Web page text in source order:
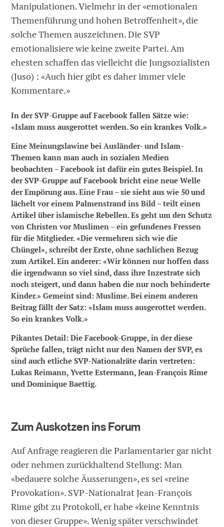
Manipulationen. Vielmehr in der «emotionalen
Themenführung und hohen Betroffenheit», die
solche Themen auszeichnen. Die SVP
emotionalisiere wie keine zweite Partei. Am
ehesten schaffen das vielleicht die Jungsozialisten
(Juso) : «Auch hier gibt es daher immer viele
Kommentare.»
In der SVP-Gruppe auf Facebook fallen Sätze wie:
«Islam muss ausgerottet werden. So ein krankes Volk.»
Eine Meinungslawine bei Ausländer- und Islam-
Themen kann man auch in sozialen Medien
beobachten – Facebook ist dafür ein gutes Beispiel. In
der SVP-Gruppe auf Facebook bricht eine neue Welle
der Empörung aus. Eine Frau – sie sieht aus wie 50 und
lächelt vor einem Palmenstrand ins Bild – teilt einen
Artikel über islamische Rebellen. Es geht um den Schutz
von Christen vor Muslimen – ein gefundenes Fressen
für die Mitglieder. «Die vermehren sich wie die
Chüngel», schreibt der Erste, ohne sachlichen Bezug
zum Artikel. Ein anderer: «Wir können nur hoffen dass
die irgendwann so viel sind, dass ihre Inzestrate sich
noch steigert, und dann haben die nur noch behinderte
Kinder.» Gemeint sind: Muslime. Bei einem anderen
Beitrag fällt der Satz: «Islam muss ausgerottet werden.
So ein krankes Volk.»
Pikantes Detail: Die Facebook-Gruppe, in der diese
Sprüche fallen, trägt nicht nur den Namen der SVP, es
sind auch etliche SVP-Nationalräte darin vertreten:
Lukas Reimann, Yvette Estermann, Jean-François Rime
und Dominique Baettig.
Zum Auskotzen ins Forum
Auf Anfrage reagieren die Parlamentarier gar nicht
oder nehmen zurückhaltend Stellung: Man
«bedauere solche Äusserungen», es sei «reine
Provokation». SVP-Nationalrat Jean-François
Rime gibt zu Protokoll, er habe «keine Kenntnis
von dieser Gruppe». Wenig später verschwindet